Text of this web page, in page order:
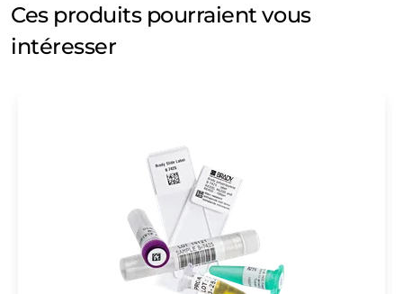
Ces produits pourraient vous
intéresser